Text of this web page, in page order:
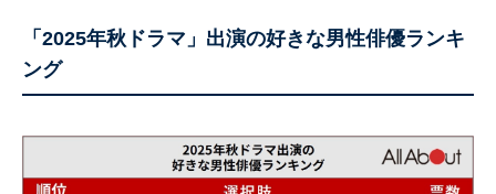
「2025年秋ドラマ」出演の好きな男性俳優ランキ
ング